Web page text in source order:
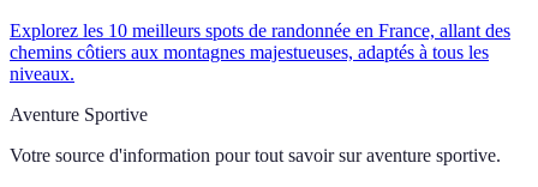
Explorez les 10 meilleurs spots de randonnée en France, allant des
chemins côtiers aux montagnes majestueuses, adaptés à tous les
niveaux.
Aventure Sportive
Votre source d'information pour tout savoir sur aventure sportive.